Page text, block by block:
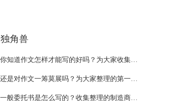
独角兽
你知道作文怎样才能写的好吗？为大家收集的一日游作文
还是对作文一筹莫展吗？为大家整理的第一次的作文
一般委托书是怎么写的？收集整理的制造商授权委托书范文